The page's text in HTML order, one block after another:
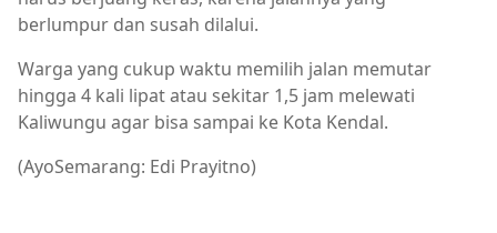
berlumpur dan susah dilalui.
Warga yang cukup waktu memilih jalan memutar
hingga 4 kali lipat atau sekitar 1,5 jam melewati
Kaliwungu agar bisa sampai ke Kota Kendal.
(AyoSemarang: Edi Prayitno)